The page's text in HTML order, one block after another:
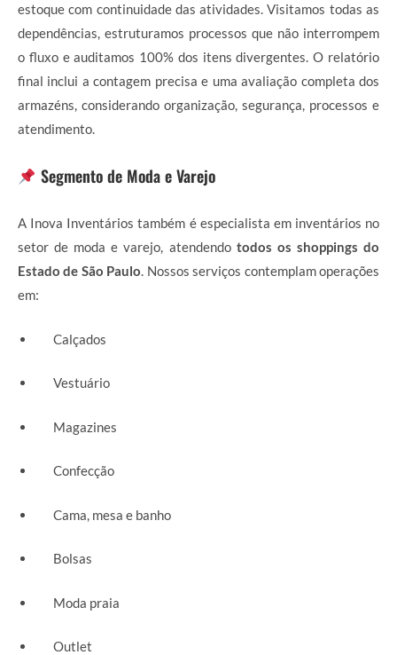
estoque com continuidade das atividades. Visitamos todas as
dependências, estruturamos processos que não interrompem
o fluxo e auditamos 100% dos itens divergentes. O relatório
final inclui a contagem precisa e uma avaliação completa dos
armazéns, considerando organização, segurança, processos e
atendimento.
Segmento de Moda e Varejo
A Inova Inventários também é especialista em inventários no
setor de moda e varejo, atendendo todos os shoppings do
Estado de São Paulo. Nossos serviços contemplam operações
em:
Calçados
Vestuário
Magazines
Confecção
Cama, mesa e banho
Bolsas
Moda praia
Outlet